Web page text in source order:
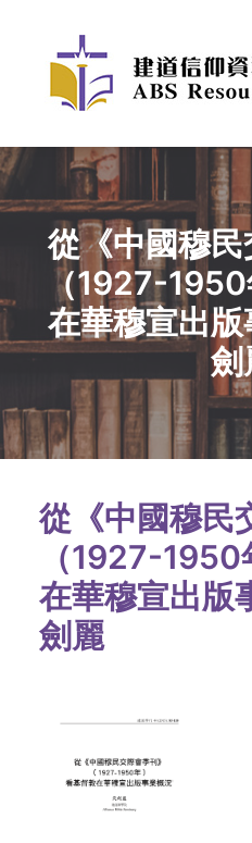
從《中國穆
（1927-
在華穆宣出
劍
從《中國穆民
（1927-
在華穆宣出版
劍麗